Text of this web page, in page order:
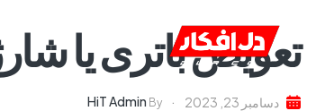
تعویض باتری یا
دسامبر 23, 2023 By
HiT Admin